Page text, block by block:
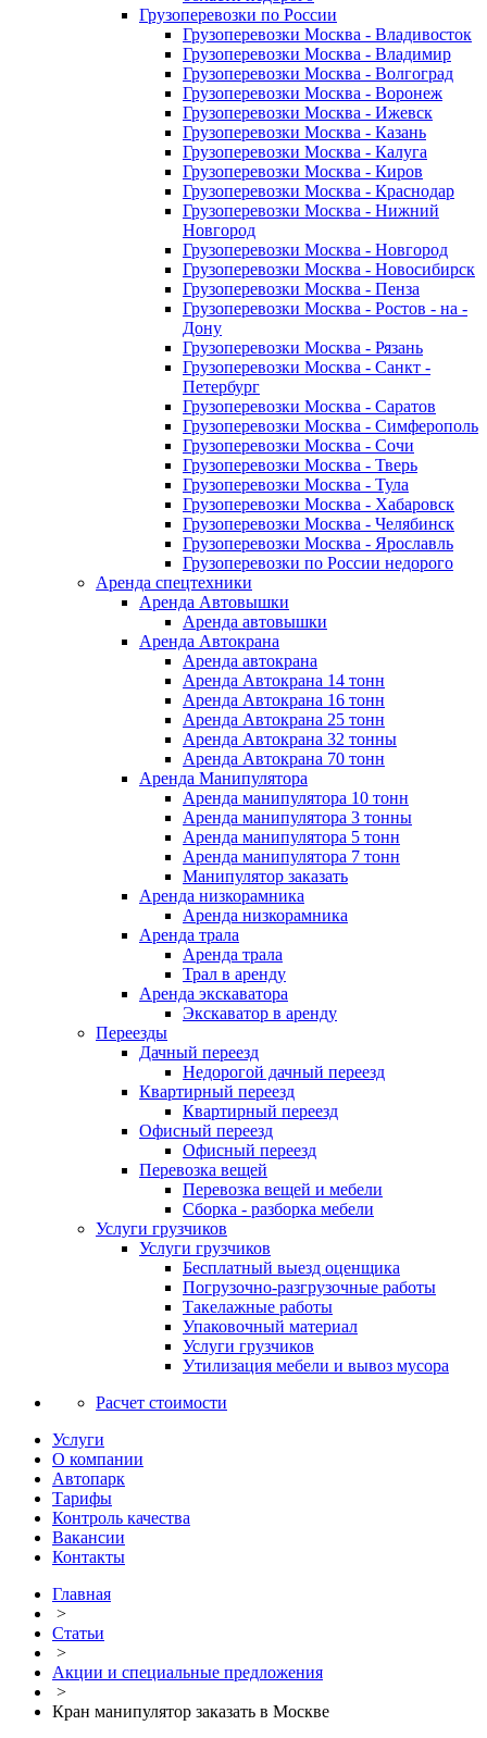
Грузоперевозки по России
Грузоперевозки Москва - Владивосток
Грузоперевозки Москва - Владимир
Грузоперевозки Москва - Волгоград
Грузоперевозки Москва - Воронеж
Грузоперевозки Москва - Ижевск
Грузоперевозки Москва - Казань
Грузоперевозки Москва - Калуга
Грузоперевозки Москва - Киров
Грузоперевозки Москва - Краснодар
Грузоперевозки Москва - Нижний
Новгород
Грузоперевозки Москва - Новгород
Грузоперевозки Москва - Новосибирск
Грузоперевозки Москва - Пенза
Грузоперевозки Москва - Ростов - на -
Дону
Грузоперевозки Москва - Рязань
Грузоперевозки Москва - Санкт -
Петербург
Грузоперевозки Москва - Саратов
Грузоперевозки Москва - Симферополь
Грузоперевозки Москва - Сочи
Грузоперевозки Москва - Тверь
Грузоперевозки Москва - Тула
Грузоперевозки Москва - Хабаровск
Грузоперевозки Москва - Челябинск
Грузоперевозки Москва - Ярославль
Грузоперевозки по России недорого
Аренда спецтехники
Аренда Автовышки
Аренда автовышки
Аренда Автокрана
Аренда автокрана
Аренда Автокрана 14 тонн
Аренда Автокрана 16 тонн
Аренда Автокрана 25 тонн
Аренда Автокрана 32 тонны
Аренда Автокрана 70 тонн
Аренда Манипулятора
Аренда манипулятора 10 тонн
Аренда манипулятора 3 тонны
Аренда манипулятора 5 тонн
Аренда манипулятора 7 тонн
Манипулятор заказать
Аренда низкорамника
Аренда низкорамника
Аренда трала
Аренда трала
Трал в аренду
Аренда экскаватора
Экскаватор в аренду
Переезды
Дачный переезд
Недорогой дачный переезд
Квартирный переезд
Квартирный переезд
Офисный переезд
Офисный переезд
Перевозка вещей
Перевозка вещей и мебели
Сборка - разборка мебели
Услуги грузчиков
Услуги грузчиков
Бесплатный выезд оценщика
Погрузочно-разгрузочные работы
Такелажные работы
Упаковочный материал
Услуги грузчиков
Утилизация мебели и вывоз мусора
Расчет стоимости
Услуги
О компании
Автопарк
Тарифы
Контроль качества
Вакансии
Контакты
Главная
>
Статьи
>
Акции и специальные предложения
>
Кран манипулятор заказать в Москве